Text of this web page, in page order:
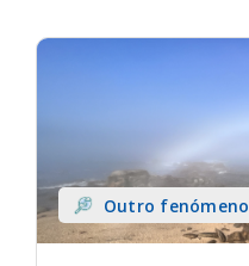
Outro fenómeno